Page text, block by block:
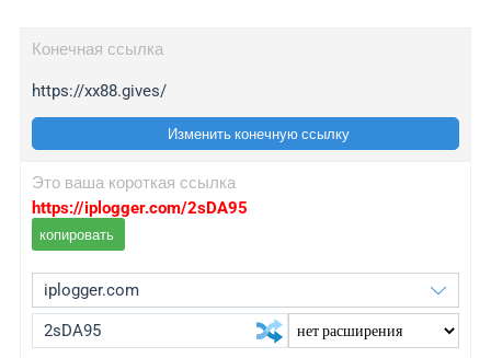
Конечная ссылка
https://xx88.gives/
Изменить конечную ссылку
Это ваша короткая ссылка
https://iplogger.com/2sDA95
копировать